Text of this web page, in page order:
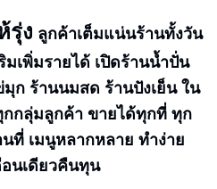
รุ่ง ลูกค้าเต็มแน่นร้านทั้งวัน
มเพิ่มรายได้ เปิดร้านน้ำปั่น
ก ร้านนมสด ร้านปังเย็น ใน
กกลุ่มลูกค้า ขายได้ทุกที่ ทุก
ที่ เมนูหลากหลาย ทำง่าย
อนเดียวคืนทุน